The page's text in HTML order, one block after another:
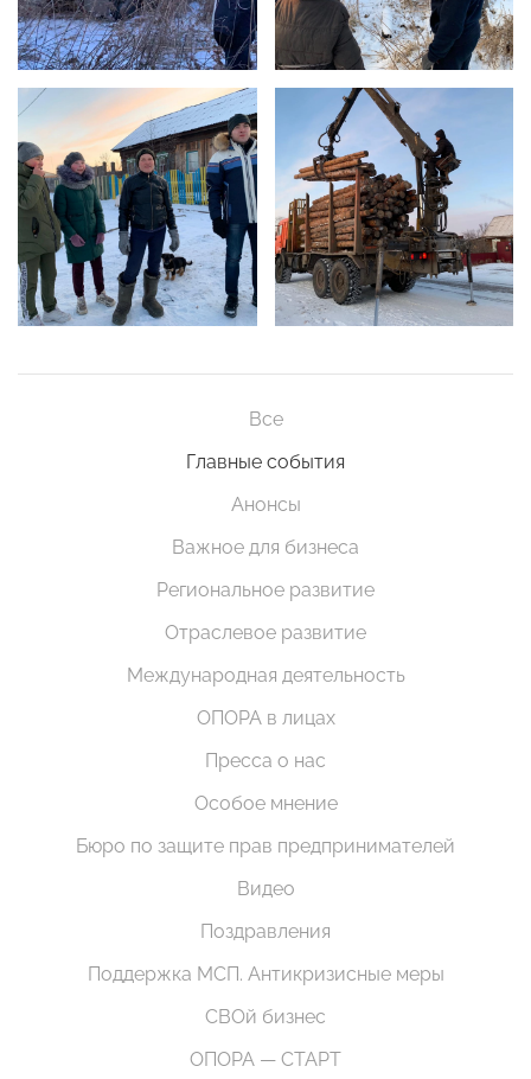
Все
Главные события
Анонсы
Важное для бизнеса
Региональное развитие
Отраслевое развитие
Международная деятельность
ОПОРА в лицах
Пресса о нас
Особое мнение
Бюро по защите прав предпринимателей
Видео
Поздравления
Поддержка МСП. Антикризисные меры
СВОй бизнес
ОПОРА — СТАРТ